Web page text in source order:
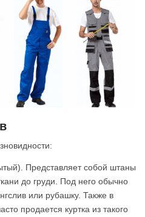
Представляет собой штаны
до груди. Под него обычно
или рубашку. Также в
продается куртка из такого